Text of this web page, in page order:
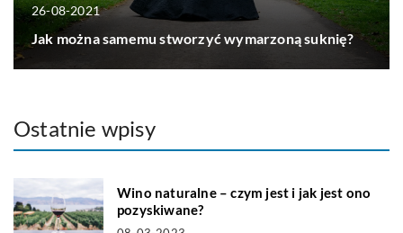
26-08-2021
Jak można samemu stworzyć wymarzoną suknię?
Ostatnie wpisy
Wino naturalne – czym jest i jak jest ono
pozyskiwane?